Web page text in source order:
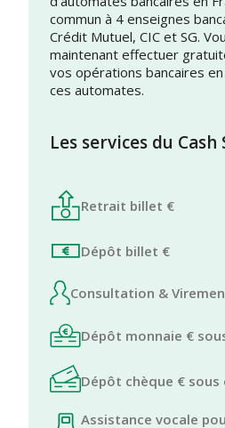
commun à 4 enseignes
Crédit Mutuel, CIC et SG.
maintenant effectuer
vos opérations bancaires
ces automates.
Les services du Cash
Retrait billet €
Dépôt billet €
Consultation &
Dépôt monnaie €
Dépôt chèque € sous
Assistance vocale